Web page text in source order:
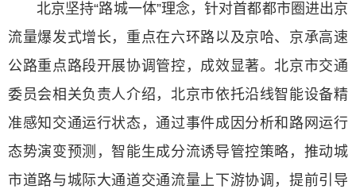
北京坚持“路城一体”理念，针对首都都市圈进出京
流量爆发式增长，重点在六环路以及京哈、京承高速
公路重点路段开展协调管控，成效显著。北京市交通
委员会相关负责人介绍，北京市依托沿线智能设备精
准感知交通运行状态，通过事件成因分析和路网运行
态势演变预测，智能生成分流诱导管控策略，推动城
市道路与城际大通道交通流量上下游协调，提前引导